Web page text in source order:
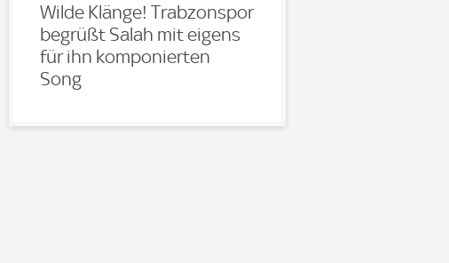
Wilde Klänge! Trabzonspor
begrüßt Salah mit eigens
für ihn komponierten
Song